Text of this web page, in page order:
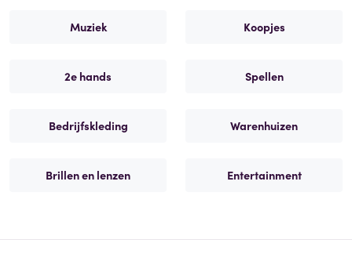
Muziek Koopjes
2e hands Spellen
Bedrijfskleding Warenhuizen
Brillen en lenzen Entertainment